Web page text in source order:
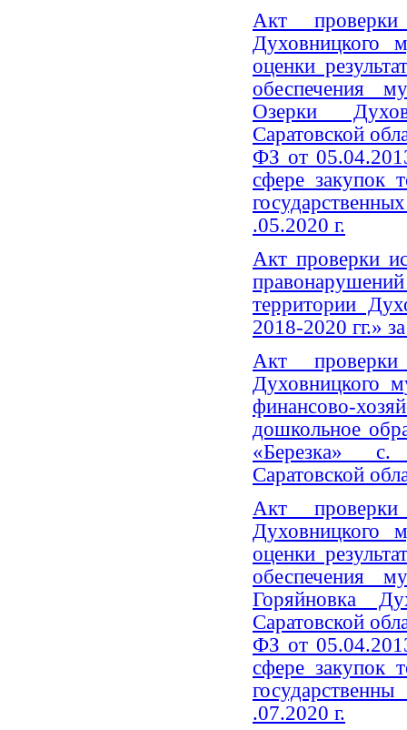
Акт проверки
Духовницкого
оценки
Озерки
Саратовской
ФЗ от
сфере закупок
.05.2020 г.
Акт проверки
территории
2018-2020 гг.»
Акт проверки
Духовницкого
финансово-
дошкольное
«Березка» с.
Саратовской
Акт проверки
Духовницкого
оценки
Горяйновка
Саратовской
ФЗ от
сфере закупок
.07.2020 г.